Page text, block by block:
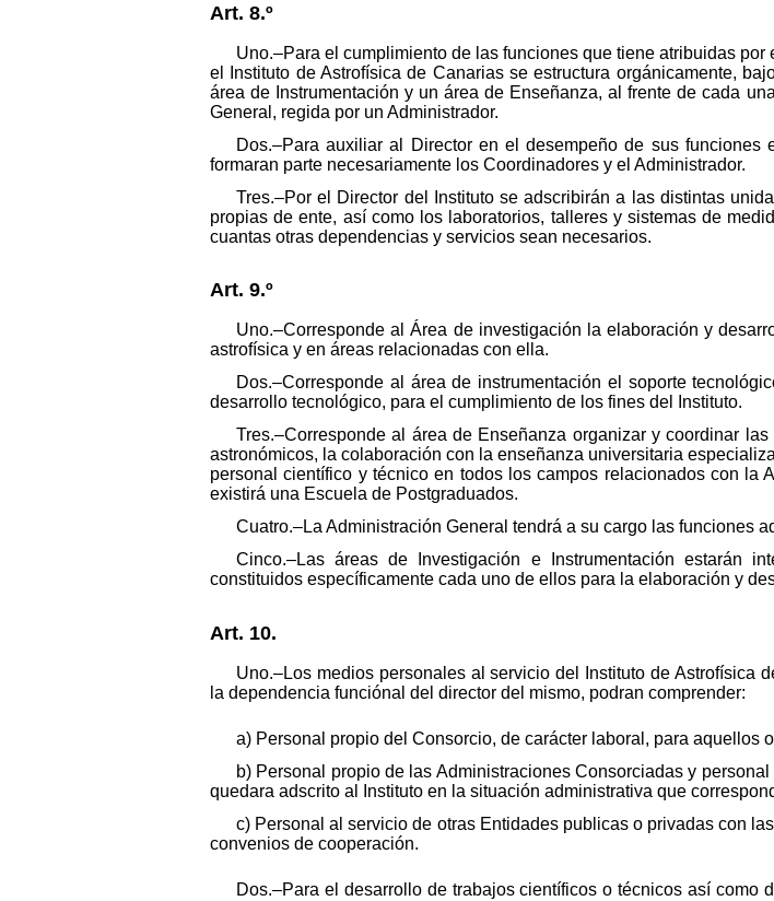
Art. 8.º
Uno.–Para el cumplimiento de las funciones que tiene atribuidas
el Instituto de Astrofísica de Canarias se estructura orgánicamente,
área de Instrumentación y un área de Enseñanza, al frente de cada
General, regida por un Administrador.
Dos.–Para auxiliar al Director en el desempeño de sus
formaran parte necesariamente los Coordinadores y el Administrador.
Tres.–Por el Director del Instituto se adscribirán a las distintas
propias de ente, así como los laboratorios, talleres y sistemas de
cuantas otras dependencias y servicios sean necesarios.
Art. 9.º
Uno.–Corresponde al Área de investigación la elaboración y
astrofísica y en áreas relacionadas con ella.
Dos.–Corresponde al área de instrumentación el soporte
desarrollo tecnológico, para el cumplimiento de los fines del Instituto.
Tres.–Corresponde al área de Enseñanza organizar y coordinar
astronómicos, la colaboración con la enseñanza universitaria
personal científico y técnico en todos los campos relacionados con la
existirá una Escuela de Postgraduados.
Cuatro.–La Administración General tendrá a su cargo las funciones
Cinco.–Las áreas de Investigación e Instrumentación estarán
constituidos específicamente cada uno de ellos para la elaboración y
Art. 10.
Uno.–Los medios personales al servicio del Instituto de Astrofísica
la dependencia funciónal del director del mismo, podran comprender:
a) Personal propio del Consorcio, de carácter laboral, para aquellos
b) Personal propio de las Administraciones Consorciadas y
quedara adscrito al Instituto en la situación administrativa que
c) Personal al servicio de otras Entidades publicas o privadas con
convenios de cooperación.
Dos.–Para el desarrollo de trabajos científicos o técnicos así como